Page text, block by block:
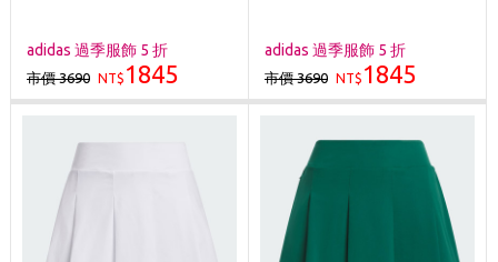
adidas 過季服飾 5 折
市價 3690 NT$ 1845
adidas 過季服飾 5 折
市價 3690 NT$ 1845